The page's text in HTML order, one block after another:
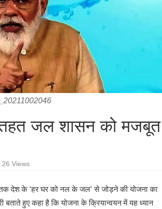
जल शासन को मजबूत
26 Views
तक देश के ‘हर घर को नल के जल’ से जोड़ने की योजना का
हुए कहा है कि योजना के क्रियान्वयन में यह ध्यान